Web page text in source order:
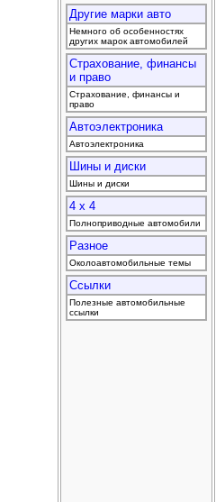
Другие марки авто
Немного об особенностях
других марок автомобилей
Страхование, финансы
и право
Страхование, финансы и
право
Автоэлектроника
Автоэлектроника
Шины и диски
Шины и диски
4 x 4
Полноприводные автомобили
Разное
Околоавтомобильные темы
Ссылки
Полезные автомобильные
ссылки